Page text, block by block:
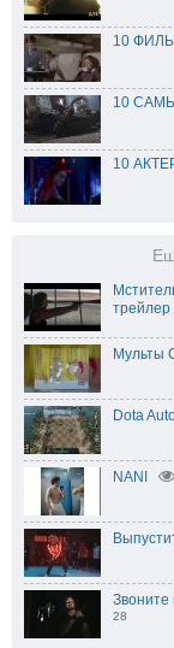
10
10
10
трейлер
Мульты
Dota
NANI
Звоните
28